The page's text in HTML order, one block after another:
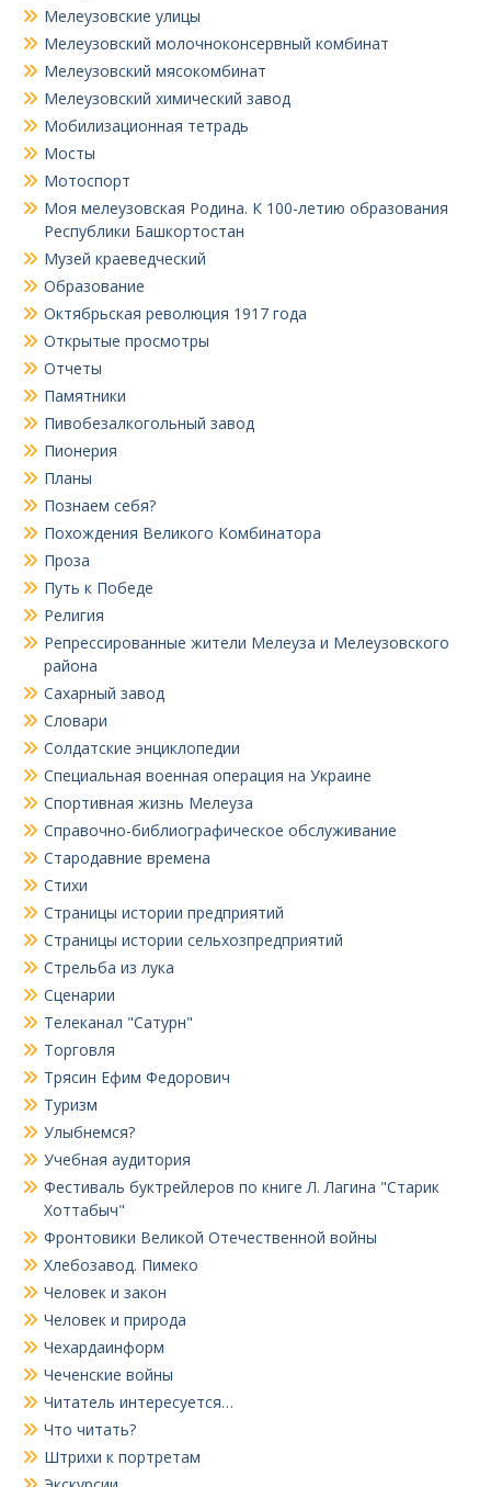
Мелеузовские улицы
Мелеузовский молочноконсервный комбинат
Мелеузовский мясокомбинат
Мелеузовский химический завод
Мобилизационная тетрадь
Мосты
Мотоспорт
Моя мелеузовская Родина. К 100-летию образования
Республики Башкортостан
Музей краеведческий
Образование
Октябрьская революция 1917 года
Открытые просмотры
Отчеты
Памятники
Пивобезалкогольный завод
Пионерия
Планы
Познаем себя?
Похождения Великого Комбинатора
Проза
Путь к Победе
Религия
Репрессированные жители Мелеуза и Мелеузовского
района
Сахарный завод
Словари
Солдатские энциклопедии
Специальная военная операция на Украине
Спортивная жизнь Мелеуза
Справочно-библиографическое обслуживание
Стародавние времена
Стихи
Страницы истории предприятий
Страницы истории сельхозпредприятий
Стрельба из лука
Сценарии
Телеканал "Сатурн"
Торговля
Трясин Ефим Федорович
Туризм
Улыбнемся?
Учебная аудитория
Фестиваль буктрейлеров по книге Л. Лагина "Старик
Хоттабыч"
Фронтовики Великой Отечественной войны
Хлебозавод. Пимеко
Человек и закон
Человек и природа
Чехардаинформ
Чеченские войны
Читатель интересуется…
Что читать?
Штрихи к портретам